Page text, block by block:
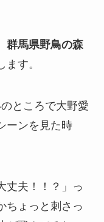
群馬県野鳥の森
す。
ところで大野愛
ーンを見た時
丈夫！！？」っ
ちょっと刺さっ